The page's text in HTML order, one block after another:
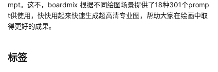
mpt。这不，boardmix 根据不同绘图场景提供了18种301个promp
t供使用，快快用起来快速生成超高清专业图，帮助大家在绘画中取
得更好的成果。
标签